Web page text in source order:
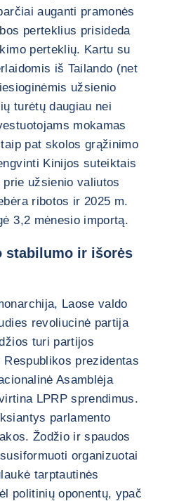
auganti pramonės
perteklius prisideda
perteklių. Kartu su
iš Tailando (net
užsienio
turėtų daugiau nei
mokamas
pat skolos grąžinimo
Kinijos suteiktais
užsienio valiutos
ribotos ir 2025 m.
3,2 mėnesio importą.
stabilumo ir išorės
Laose valdo
revoliucinė partija
turi partijos
prezidentas
Asamblėja
LPRP sprendimus.
parlamento
Žodžio ir spaudos
organizuotai
tarptautinės
politinių oponentų, ypač